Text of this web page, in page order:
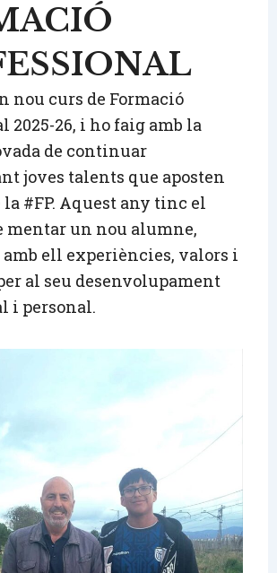
nou curs de Formació
2025-26, i ho faig amb la
de continuar
joves talents que aposten
#FP. Aquest any tinc el
un nou alumne,
ell experiències, valors i
al seu desenvolupament
i personal.